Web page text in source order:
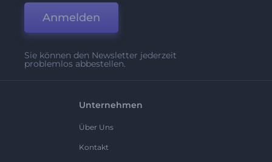
Anmelden
Sie können den Newsletter jederzeit
problemlos abbestellen.
Unternehmen
Über Uns
Kontakt